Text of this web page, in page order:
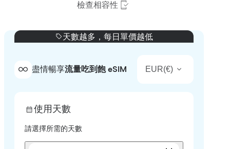
檢查相容性
天數越多，每日單價越低
盡情暢享流量吃到飽 eSIM EUR(€)
使用天數
請選擇所需的天數